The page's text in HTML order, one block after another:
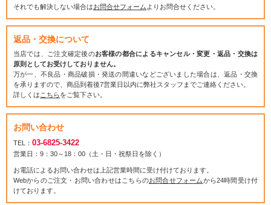
それでも解決しない場合はお問合せフォーム よりお問合せください。
返品・交換について
当店では、ご注文確定後のお客様の都合によるキャンセル・変更・返品・交換は
原則としてお受けしておりません。
万が一、不良品・商品破損・発送の間違いなどございました場合は、返品・交換
を承りますので、商品到着後7営業日以内に弊社スタッフまでご連絡ください。
詳しくは こちらをご覧下さい。
お問い合わせ
TEL： 03-6825-3422
営業日：9：30～18：00（土・日・祝祭日を除く）
お電話によるお問い合わせは上記営業時間に受け付けております。
Webからのご注文・お問い合わせはこちらのお問合せフォームから24時間受け付
けております。